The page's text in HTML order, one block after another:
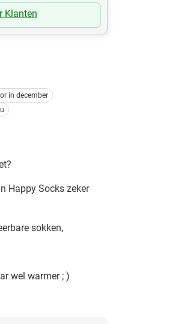
Klanten
in december
Happy Socks zeker
sokken,
wel warmer ; )